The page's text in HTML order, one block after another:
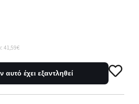
41,59€
αυτό έχει εξαντληθεί